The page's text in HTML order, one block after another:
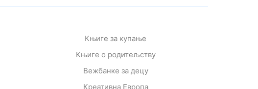
Књиге за купање
Књиге о родитељству
Вежбанке за децу
Креативна Европа